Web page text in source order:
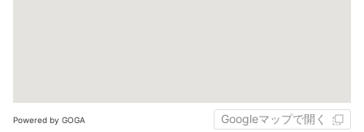
Powered by GOGA Googleマップで開く